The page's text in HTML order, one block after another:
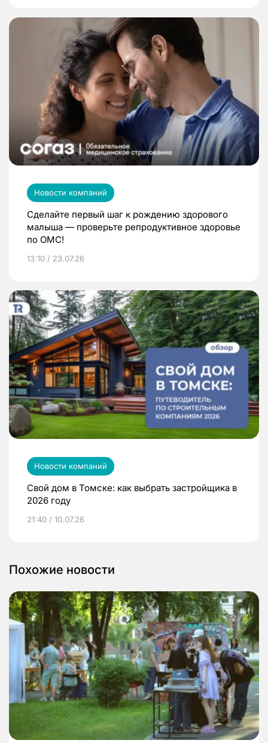
Новости компаний
Сделайте первый шаг к рождению здорового
малыша — проверьте репродуктивное здоровье
по ОМС!
13:10 / 23.07.26
Новости компаний
Свой дом в Томске: как выбрать застройщика в
2026 году
21:40 / 10.07.26
Похожие новости